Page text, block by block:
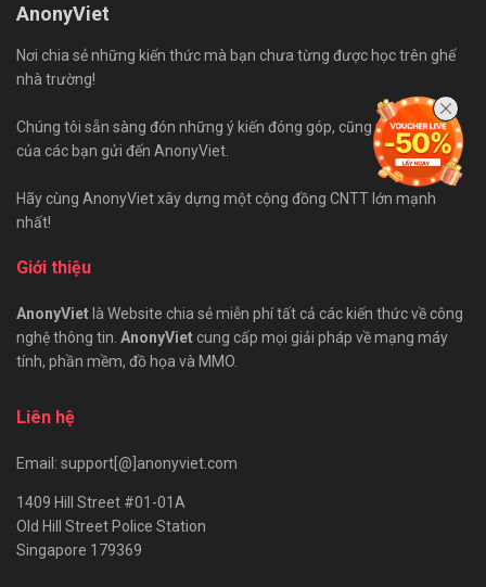
AnonyViet
Nơi chia sẻ những kiến thức mà bạn chưa từng được học trên ghế
nhà trường!
Chúng tôi sẵn sàng đón những ý kiến đóng góp, cũng như bài viết
của các bạn gửi đến AnonyViet.
Hãy cùng AnonyViet xây dựng một cộng đồng CNTT lớn mạnh
nhất!
Giới thiệu
AnonyVietlà Website chia sẻ miễn phí tất cả các kiến thức về công
nghệ thông tin. AnonyViet cung cấp mọi giải pháp về mạng máy
tính, phần mềm, đồ họa và MMO.
Liên hệ
Email: support[@]anonyviet.com
1409 Hill Street #01-01A
Old Hill Street Police Station
Singapore 179369